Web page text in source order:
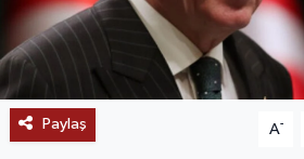
Paylaş A-
BÖLGE
POPÜLER